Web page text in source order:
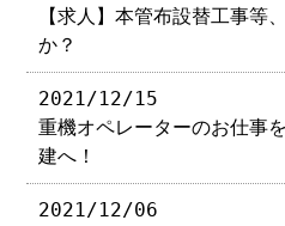
【求人】本管布設替工事等
か？
2021/12/15
重機オペレーターのお仕事
建へ！
2021/12/06